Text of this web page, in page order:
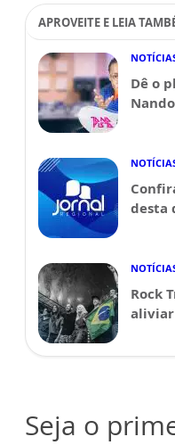
APROVEITE E LEIA
Dê o
desta
Rock
aliviar
Seja o